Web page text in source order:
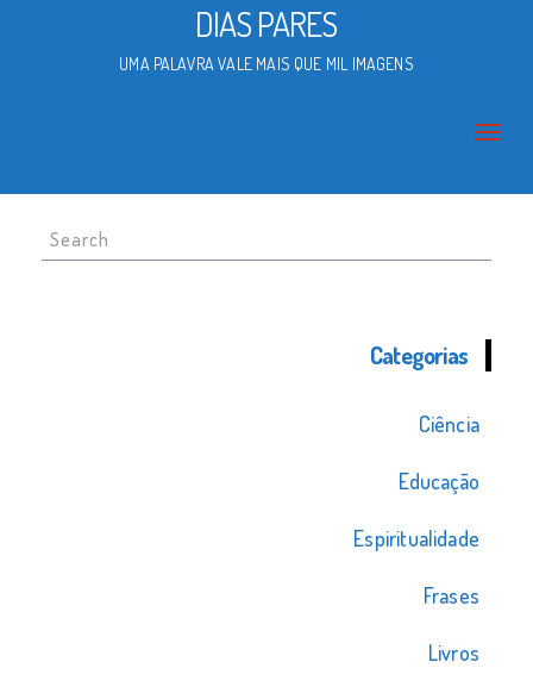
DIAS PARES
UMA PALAVRA VALE MAIS QUE MIL IMAGENS
Search
for:
Categorias
Ciência
Educação
Espiritualidade
Frases
Livros